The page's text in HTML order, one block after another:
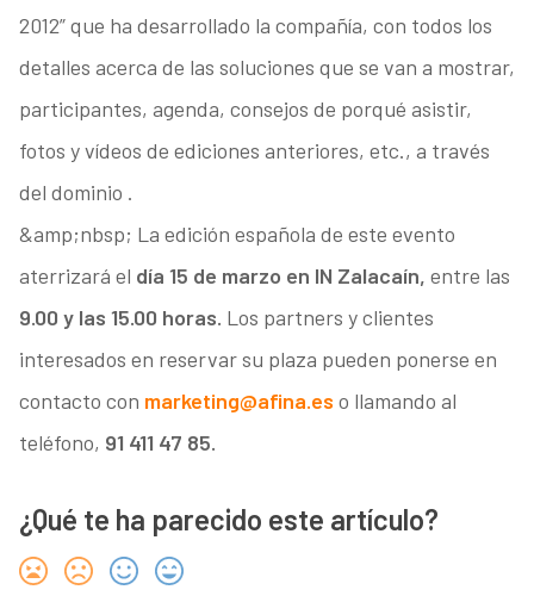
2012” que ha desarrollado la compañía, con todos los
detalles acerca de las soluciones que se van a mostrar,
participantes, agenda, consejos de porqué asistir,
fotos y vídeos de ediciones anteriores, etc., a través
del dominio .
&amp;nbsp; La edición española de este evento
aterrizará el día 15 de marzo en IN Zalacaín, entre las
9.00 y las 15.00 horas. Los partners y clientes
interesados en reservar su plaza pueden ponerse en
contacto con marketing@afina.es o llamando al
teléfono, 91 411 47 85.
¿Qué te ha parecido este artículo?